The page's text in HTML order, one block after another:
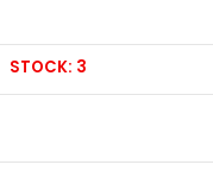
STOCK: 3